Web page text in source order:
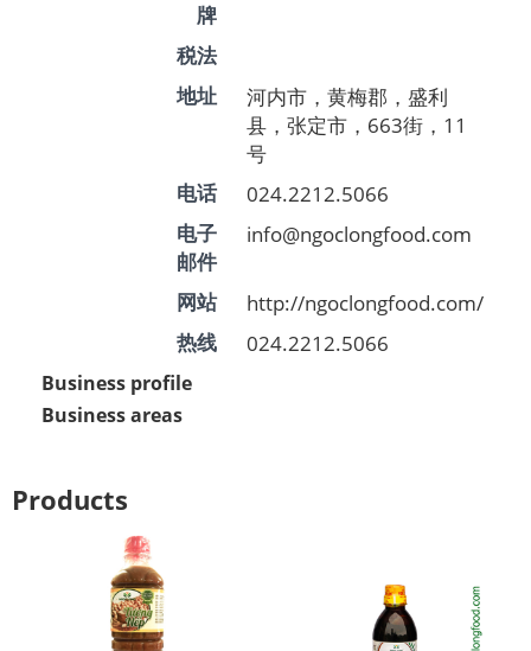
牌
税法
地址
河内市，黄梅郡，盛利
县，张定市，663街，11
号
电话 024.2212.5066
电子
邮件
info@ngoclongfood.com
网站 http://ngoclongfood.com/
热线 024.2212.5066
Business profile
Business areas
Products